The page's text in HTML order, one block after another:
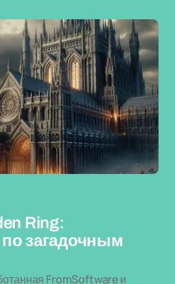
Ring:
загадочным
FromSoftware и